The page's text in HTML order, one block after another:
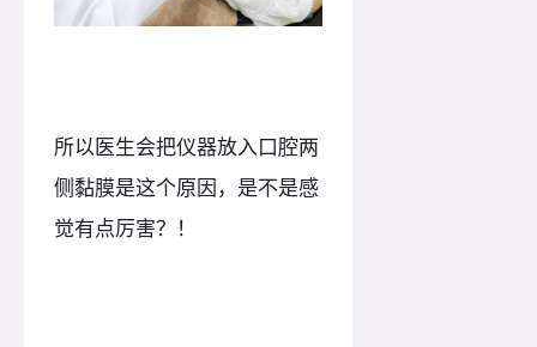
所以医生会把仪器放入口腔两
侧黏膜是这个原因，是不是感
觉有点厉害？！